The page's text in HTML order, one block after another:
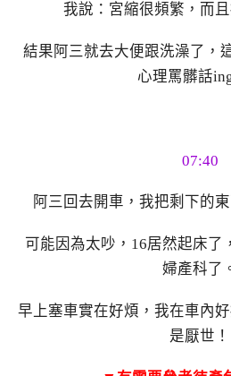
我說：宮縮很頻繁，而
結果阿三就去大便跟洗澡了，
心理罵髒話
07:40
阿三回去開車，我把剩下的
可能因為太吵，16居然起床了
婦產科了
早上塞車實在好煩，我在車內
是厭世！